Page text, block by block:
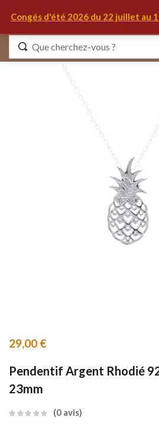
Congés d'été 2026 du 22 juillet au
29,00 €
Pendentif Argent Rhodié
23mm
0 avis
Identifiez-
Se souvenir de moi
MON